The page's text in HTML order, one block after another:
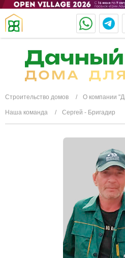
Строительство домов О компании
Наша команда Сергей - Бригадир